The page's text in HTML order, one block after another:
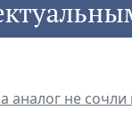
аналог не